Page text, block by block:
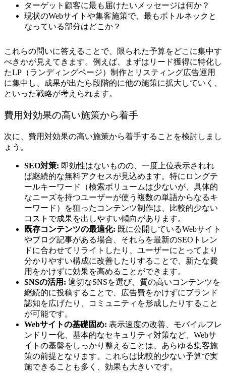
ターゲット顧客に最も届けたいメッセージは何か？
現状のWebサイトや集客施策で、最もボトルネックと
なっている部分はどこか？
これらの問いに答えることで、限られた予算をどこに集中す
べきかが見えてきます。例えば、まずはリード獲得に特化し
たLP（ランディングページ）制作とリスティング広告運用
に集中し、成果が出たら段階的に他の施策に拡大していく、
といった戦略が考えられます。
費用対効果の高い施策から着手
次に、費用対効果の高い施策から着手することを検討しまし
ょう。
SEO対策: 即効性はないものの、一度上位表示されれ
ば継続的な無料アクセスが見込めます。特にロングテ
ールキーワード（検索ボリュームは少ないが、具体的
なニーズを持つユーザーが使う複数の単語からなるキ
ーワード）を狙ったコンテンツ制作は、比較的少ない
コストで成果を出しやすい傾向があります。
既存コンテンツの最適化: 既に公開しているWebサイト
やブログ記事がある場合、それらを最新のSEOトレン
ドに合わせてリライトしたり、ユーザーにとってより
分かりやすい構成に改善したりすることで、新たな費
用をかけずに効果を高めることができます。
SNSの活用: 適切なSNSを選び、質の高いコンテンツを
継続的に投稿することで、広告費をかけずにブランド
認知を広げたり、コミュニティを形成したりすること
が可能です。
Webサイトの基礎固め: 表示速度の改善、モバイルフレ
ンドリー化、基本的なセキュリティ対策など、Webサ
イトの基盤をしっかり整えることは、あらゆる集客施
策の前提となります。これらは比較的少ない予算で実
施できることも多く、効果も大きいです。